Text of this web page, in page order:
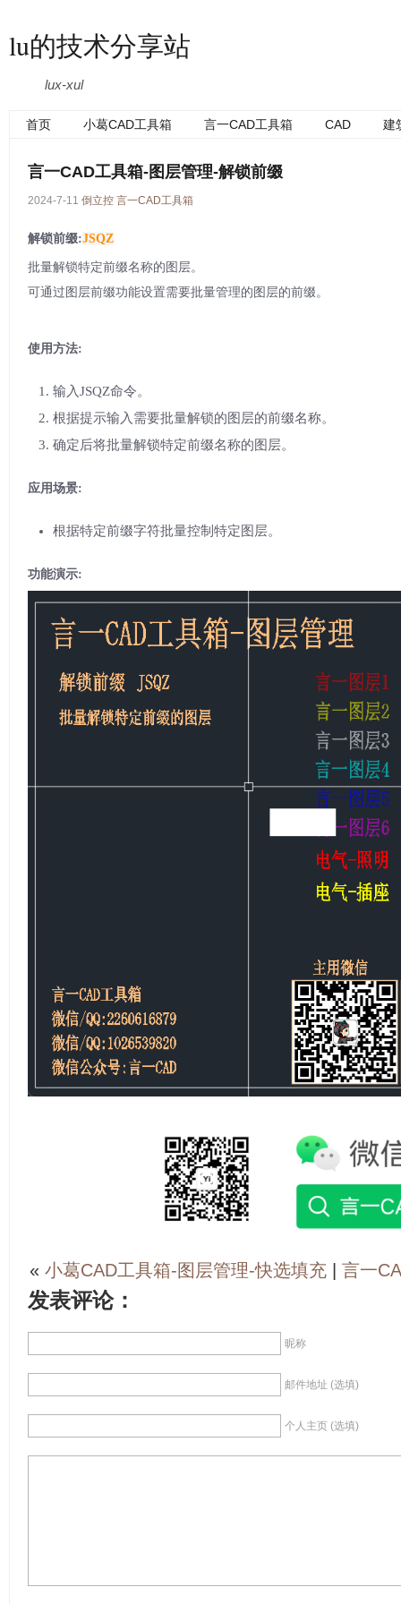
lu的技术分享站
lux-xul
首页 小葛CAD工具箱 言一CAD工具箱 CAD 建
言一CAD工具箱-图层管理-解锁前缀
2024-7-11 倒立控 言一CAD工具箱
解锁前缀:JSQZ
批量解锁特定前缀名称的图层。
可通过图层前缀功能设置需要批量管理的图层的前缀。
使用方法:
输入JSQZ命令。
根据提示输入需要批量解锁的图层的前缀名称。
确定后将批量解锁特定前缀名称的图层。
应用场景:
根据特定前缀字符批量控制特定图层。
功能演示:
« 小葛CAD工具箱-图层管理-快选填充| 言一
发表评论：
昵称
邮件地址 (选填)
个人主页 (选填)